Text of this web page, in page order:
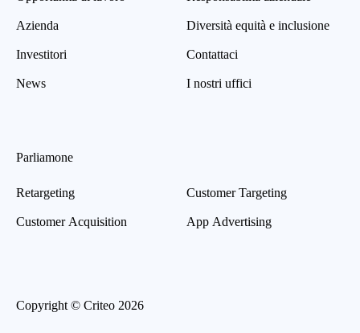
Azienda
Investitori
News
Diversità equità e inclusione
Contattaci
I nostri uffici
Parliamone
Retargeting
Customer Acquisition
Customer Targeting
App Advertising
Copyright © Criteo 2026